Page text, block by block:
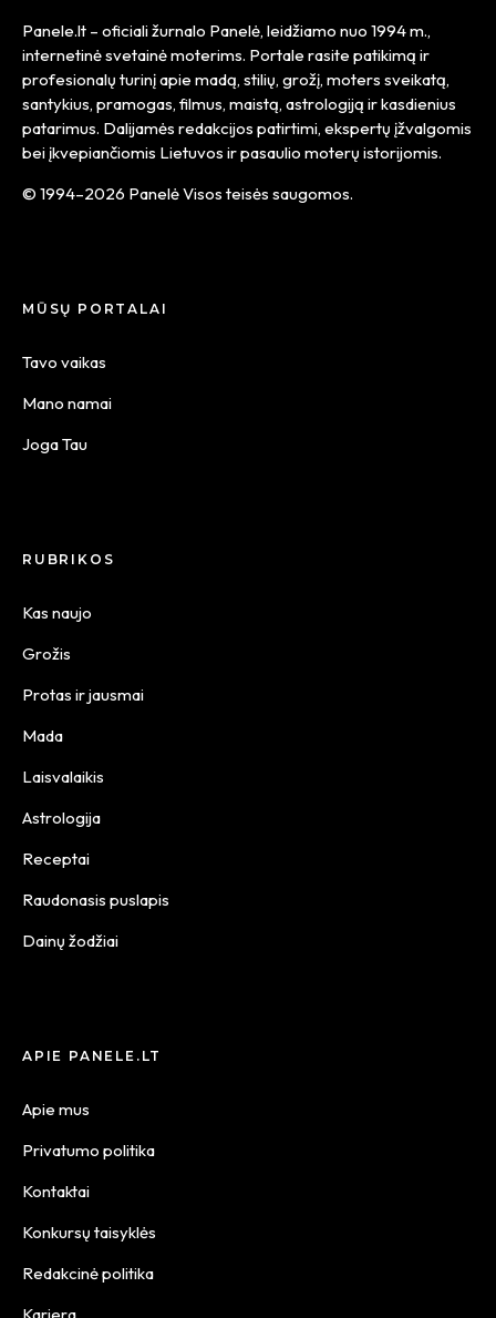
Panele.lt – oficiali žurnalo Panelė, leidžiamo nuo 1994 m.,
internetinė svetainė moterims. Portale rasite patikimą ir
profesionalų turinį apie madą, stilių, grožį, moters sveikatą,
santykius, pramogas, filmus, maistą, astrologiją ir kasdienius
patarimus. Dalijamės redakcijos patirtimi, ekspertų įžvalgomis
bei įkvepiančiomis Lietuvos ir pasaulio moterų istorijomis.
© 1994–2026 Panelė Visos teisės saugomos.
MŪSŲ PORTALAI
Tavo vaikas
Mano namai
Joga Tau
RUBRIKOS
Kas naujo
Grožis
Protas ir jausmai
Mada
Laisvalaikis
Astrologija
Receptai
Raudonasis puslapis
Dainų žodžiai
APIE PANELE.LT
Apie mus
Privatumo politika
Kontaktai
Konkursų taisyklės
Redakcinė politika